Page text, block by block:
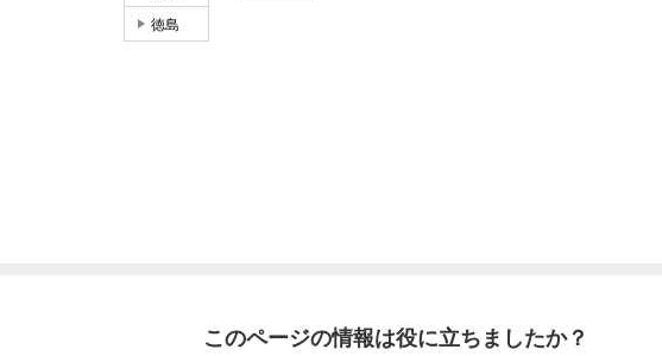
徳島
このページの情報は役に立ちましたか？